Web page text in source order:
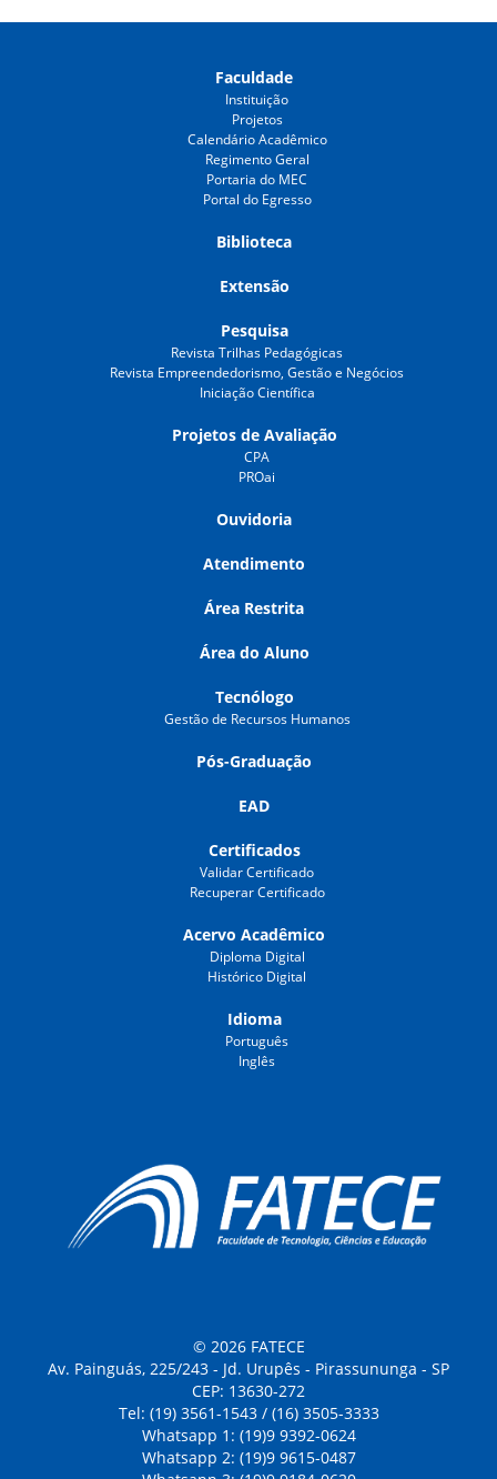
Faculdade
Instituição
Projetos
Calendário Acadêmico
Regimento Geral
Portaria do MEC
Portal do Egresso
Biblioteca
Extensão
Pesquisa
Revista Trilhas Pedagógicas
Revista Empreendedorismo, Gestão e Negócios
Iniciação Científica
Projetos de Avaliação
CPA
PROai
Ouvidoria
Atendimento
Área Restrita
Área do Aluno
Tecnólogo
Gestão de Recursos Humanos
Pós-Graduação
EAD
Certificados
Validar Certificado
Recuperar Certificado
Acervo Acadêmico
Diploma Digital
Histórico Digital
Idioma
Português
Inglês
© 2026 FATECE
Av. Painguás, 225/243 - Jd. Urupês - Pirassununga - SP
CEP: 13630-272
Tel: (19) 3561-1543 / (16) 3505-3333
Whatsapp 1: (19)9 9392-0624
Whatsapp 2: (19)9 9615-0487